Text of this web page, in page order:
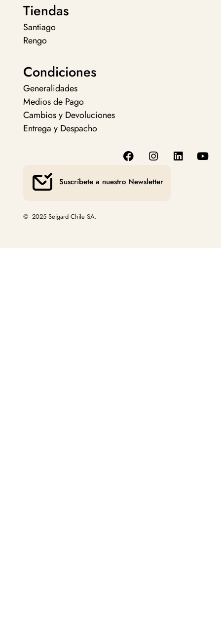
Tiendas
Santiago
Rengo
Condiciones
Generalidades
Medios de Pago
Cambios y Devoluciones
Entrega y Despacho
Suscríbete a nuestro Newsletter
© 2025 Seigard Chile SA.